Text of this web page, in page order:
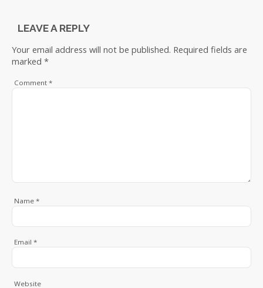
LEAVE A REPLY
Your email address will not be published. Required fields are
marked *
Comment *
Name *
Email *
Website